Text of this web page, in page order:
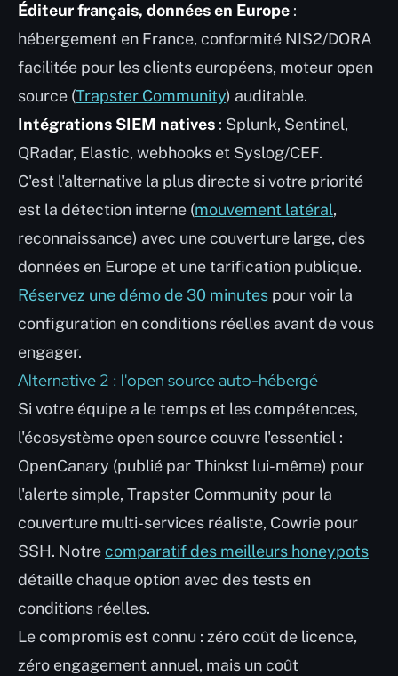
Éditeur français, données en Europe :
hébergement en France, conformité NIS2/DORA
facilitée pour les clients européens, moteur open
source (Trapster Community) auditable.
Intégrations SIEM natives : Splunk, Sentinel,
QRadar, Elastic, webhooks et Syslog/CEF.
C'est l'alternative la plus directe si votre priorité
est la détection interne (mouvement latéral,
reconnaissance) avec une couverture large, des
données en Europe et une tarification publique.
Réservez une démo de 30 minutes pour voir la
configuration en conditions réelles avant de vous
engager.
Alternative 2 : l'open source auto-hébergé
Si votre équipe a le temps et les compétences,
l'écosystème open source couvre l'essentiel :
OpenCanary (publié par Thinkst lui-même) pour
l'alerte simple, Trapster Community pour la
couverture multi-services réaliste, Cowrie pour
SSH. Notrecomparatif des meilleurs honeypots
détaille chaque option avec des tests en
conditions réelles.
Le compromis est connu : zéro coût de licence,
zéro engagement annuel, mais un coût